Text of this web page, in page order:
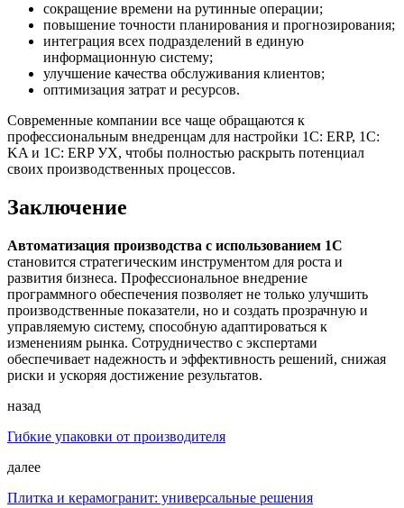
сокращение времени на рутинные операции;
повышение точности планирования и прогнозирования;
интеграция всех подразделений в единую
информационную систему;
улучшение качества обслуживания клиентов;
оптимизация затрат и ресурсов.
Современные компании все чаще обращаются к
профессиональным внедренцам для настройки 1С: ERP, 1С:
KA и 1С: ERP УХ, чтобы полностью раскрыть потенциал
своих производственных процессов.
Заключение
Автоматизация производства с использованием 1С
становится стратегическим инструментом для роста и
развития бизнеса. Профессиональное внедрение
программного обеспечения позволяет не только улучшить
производственные показатели, но и создать прозрачную и
управляемую систему, способную адаптироваться к
изменениям рынка. Сотрудничество с экспертами
обеспечивает надежность и эффективность решений, снижая
риски и ускоряя достижение результатов.
назад
Гибкие упаковки от производителя
далее
Плитка и керамогранит: универсальные решения